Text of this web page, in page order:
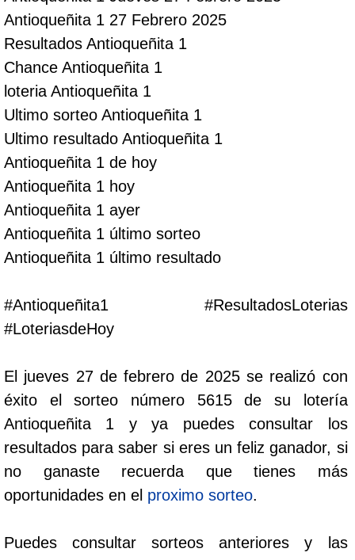
Antioqueñita Día
Antioqueñita Tarde
Astro Sol
Astro Luna
Cafeterito Tarde
Cafeterito Noche
Caribeña Día
Chontico Día
Chontico Noche
Culona día
Culona noche
Antioqueñita 1 27 Febrero 2025
Resultados Antioqueñita 1
Chance Antioqueñita 1
loteria Antioqueñita 1
Ultimo sorteo Antioqueñita 1
Ultimo resultado Antioqueñita 1
Antioqueñita 1 de hoy
Antioqueñita 1 hoy
Antioqueñita 1 ayer
Antioqueñita 1 último sorteo
Antioqueñita 1 último resultado
#Antioqueñita1 #ResultadosLoterias
#LoteriasdeHoy
El jueves 27 de febrero de 2025 se realizó con
éxito el sorteo número 5615 de su lotería
Antioqueñita 1 y ya puedes consultar los
resultados para saber si eres un feliz ganador, si
no ganaste recuerda que tienes más
oportunidades en el proximo sorteo.
Puedes consultar sorteos anteriores y las